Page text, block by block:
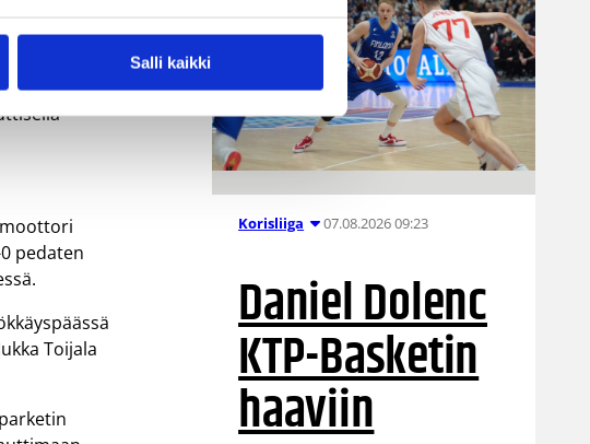
Salli kaikki
pysyi
moottori
pedaten
Toijala
Korisliiga 07.08.2026 09:23
Daniel Dolenc
KTP-Basketin
haaviin